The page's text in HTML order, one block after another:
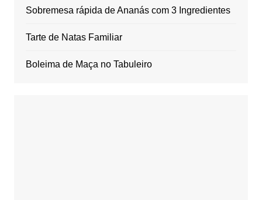
Sobremesa rápida de Ananás com 3 Ingredientes
Tarte de Natas Familiar
Boleima de Maça no Tabuleiro